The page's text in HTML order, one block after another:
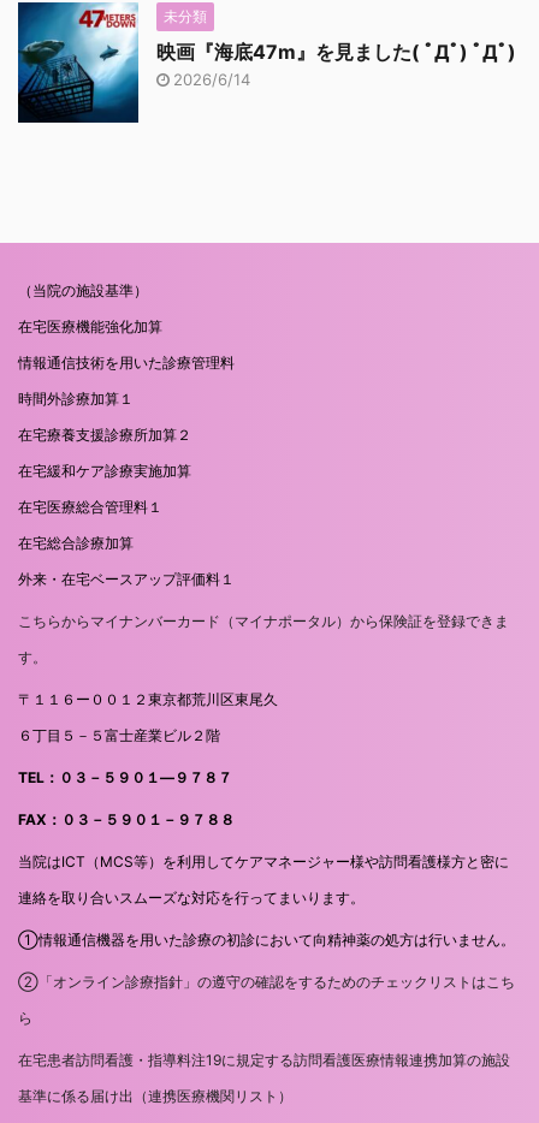
未分類
映画『海底47m』を見ました( ﾟДﾟ) ﾟДﾟ)
2026/6/14
（当院の施設基準）
在宅医療機能強化加算
情報通信技術を用いた診療管理料
時間外診療加算１
在宅療養支援診療所加算２
在宅緩和ケア診療実施加算
在宅医療総合管理料１
在宅総合診療加算
外来・在宅ベースアップ評価料１
こちらからマイナンバーカード（マイナポータル）から保険証を登録できま
す。
〒１１６ー００１２東京都荒川区東尾久
６丁目５－５富士産業ビル２階
TEL：０３－５９０１―９７８７
FAX：０３－５９０１－９７８８
当院はICT（MCS等）を利用してケアマネージャー様や訪問看護様方と密に
連絡を取り合いスムーズな対応を行ってまいります。
①情報通信機器を用いた診療の初診において向精神薬の処方は行いません。
②「オンライン診療指針」の遵守の確認をするためのチェックリストはこち
ら
在宅患者訪問看護・指導料注19に規定する訪問看護医療情報連携加算の施設
基準に係る届け出（連携医療機関リスト）